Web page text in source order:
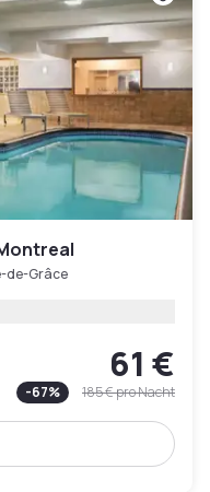
de-Grâce
61 €
-67% 185 €pro Nacht